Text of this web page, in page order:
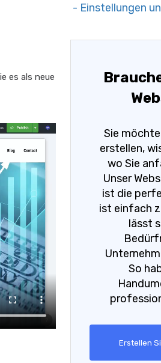
es als neue
- Einstellungen
Sie
erstellen,
wo Sie
Unser
ist die
ist einfach
lässt
So
Erstellen